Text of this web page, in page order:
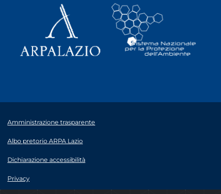
Amministrazione trasparente
Albo pretorio ARPA Lazio
Dichiarazione accessibilità
Privacy